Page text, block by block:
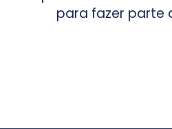
para fazer parte